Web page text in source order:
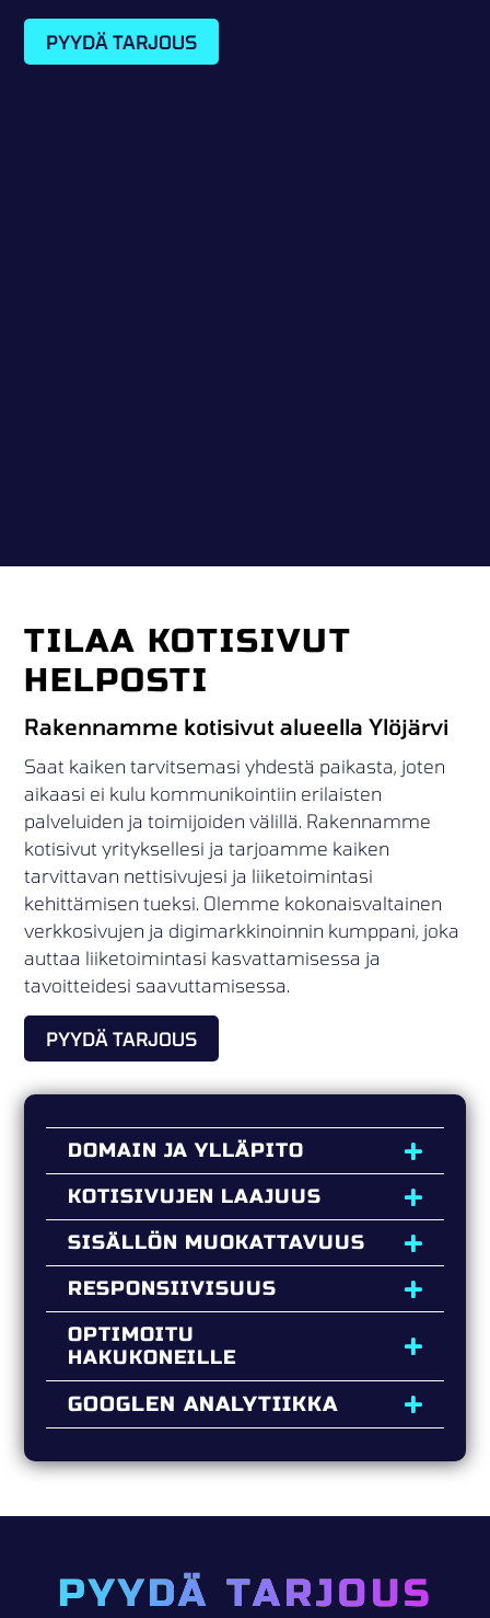
PYYDÄ TARJOUS
TILAA KOTISIVUT
HELPOSTI
Rakennamme kotisivut alueella Ylöjärvi
Saat kaiken tarvitsemasi yhdestä paikasta, joten
aikaasi ei kulu kommunikointiin erilaisten
palveluiden ja toimijoiden välillä. Rakennamme
kotisivut yrityksellesi ja tarjoamme kaiken
tarvittavan nettisivujesi ja liiketoimintasi
kehittämisen tueksi. Olemme kokonaisvaltainen
verkkosivujen ja digimarkkinoinnin kumppani, joka
auttaa liiketoimintasi kasvattamisessa ja
tavoitteidesi saavuttamisessa.
PYYDÄ TARJOUS
DOMAIN JA YLLÄPITO
KOTISIVUJEN LAAJUUS
SISÄLLÖN MUOKATTAVUUS
RESPONSIIVISUUS
OPTIMOITU
HAKUKONEILLE
GOOGLEN ANALYTIIKKA
PYYDÄ TARJOUS